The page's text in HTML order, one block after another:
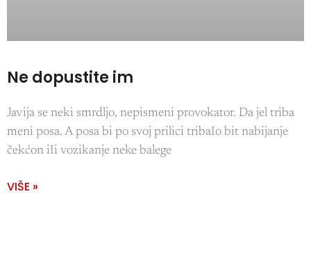
Ne dopustite im
Javija se neki smrdljo, nepismeni provokator. Da jel triba
meni posa. A posa bi po svoj prilici tribaIo bit nabijanje
čekćon iIi vozikanje neke balege
VIŠE »